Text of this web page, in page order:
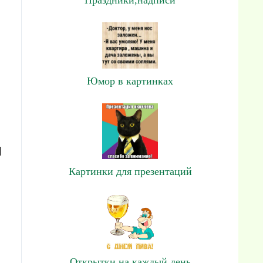
Юмор в картинках
Картинки для презентаций